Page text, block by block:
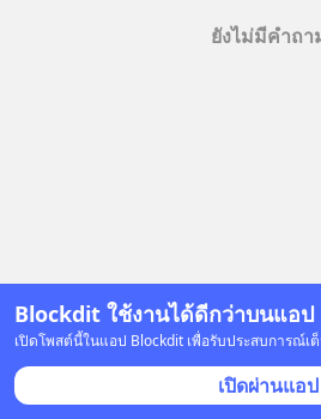
Blockdit ใช้งานได้ดีกว่าบนแอป
เปิดโพสต์นี้ในแอป Blockdit เพื่อรับประสบการณ์เ
เปิดผ่านแอป
ยังไม่มีคำถา